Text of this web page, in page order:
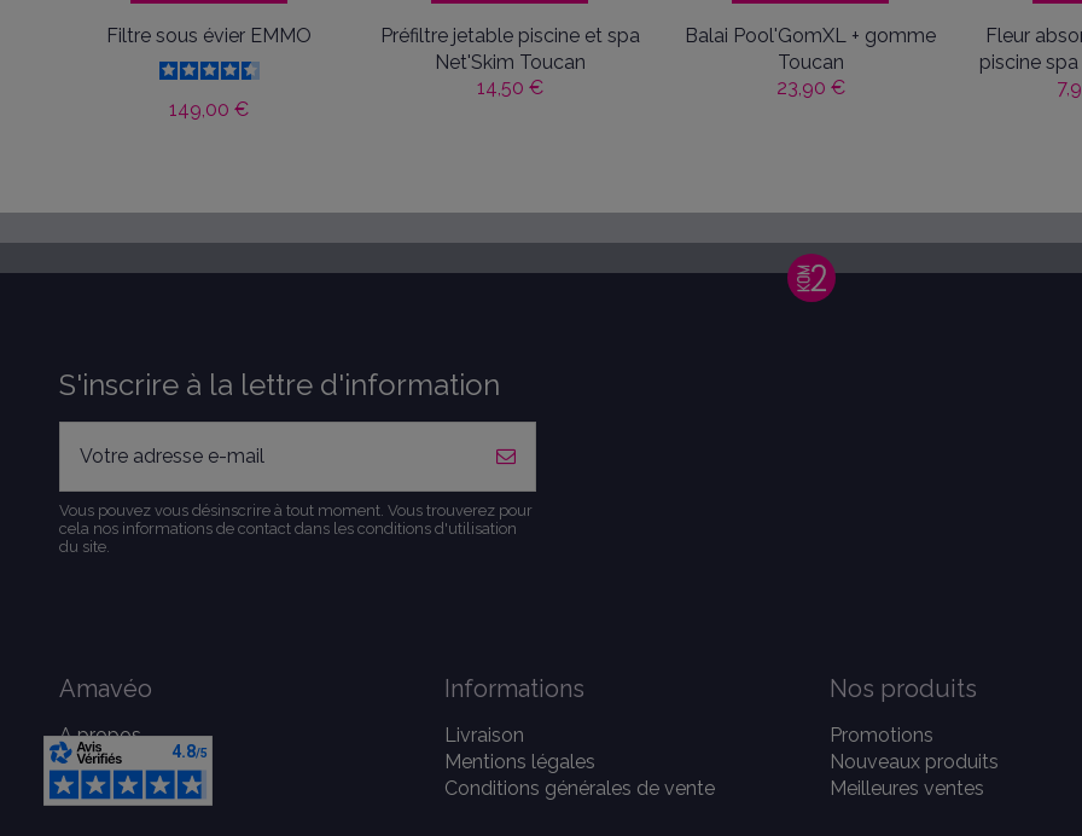
Filtre sous évier EMMO
149,00 €
Préfiltre jetable piscine et spa
Net'Skim Toucan
14,50 €
Balai Pool'GomXL + gomme
Toucan
23,90 €
Fleur
piscine
S'inscrire à la lettre d'information
Vous pouvez vous désinscrire à tout moment. Vous trouverez pour
cela nos informations de contact dans les conditions d'utilisation
du site.
Amavéo
A propos
Contactez-nous
Informations
Livraison
Mentions légales
Conditions générales de vente
Nos produits
Promotions
Nouveaux produits
Meilleures ventes